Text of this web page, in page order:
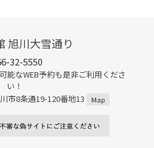
旭川大雪通り
32-5550
能なWEB予約も是非ご利用くださ
い！
市8条通19-120番地13
Map